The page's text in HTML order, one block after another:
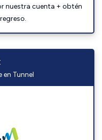
nuestra cuenta + obtén
Tunnel